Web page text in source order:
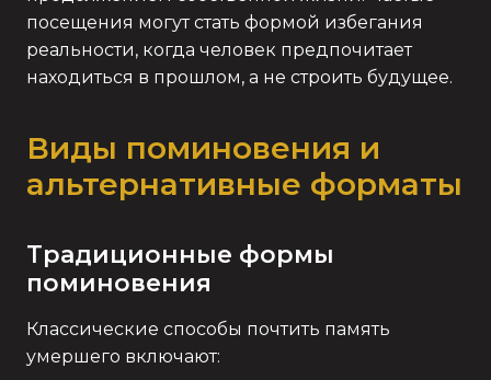
посещения могут стать формой избегания
реальности, когда человек предпочитает
находиться в прошлом, а не строить будущее.
Виды поминовения и
альтернативные форматы
Традиционные формы
поминовения
Классические способы почтить память
умершего включают: